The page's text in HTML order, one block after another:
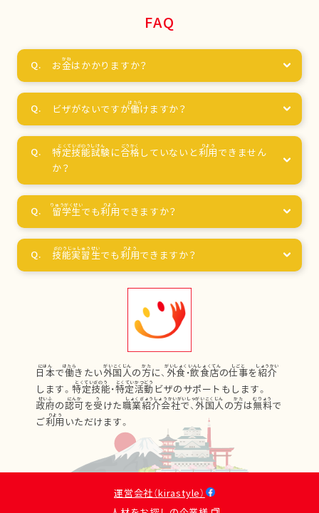
FAQ
お金はかかりますか？
ビザがないですが働けますか？
特定技能試験に合格 していないと利用 できません
か？
留学生でも利用 できますか？
技能実習生でも利用できますか？
日本で働きたい外国人の方に、 外食 ・飲食店の仕事を紹介
します。特定技能・特定活動 ビザのサポートもします。
政府の認可を受けた職業紹介会社で、 外国人の方は無料で
ご利用 いただけます。
運営会社（kirastyle）